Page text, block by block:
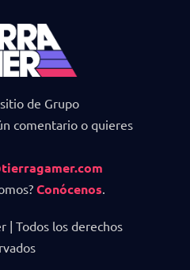
de Grupo
comentario o quieres
Conócenos
| Todos los derechos